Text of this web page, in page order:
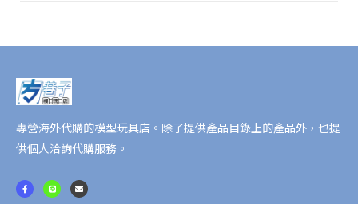
專營海外代購的模型玩具店。除了提供產品目錄上的產品外，也提
供個人洽詢代購服務。
F
a
c
L
i
n
E
n
v